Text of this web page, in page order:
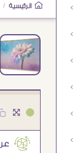
الرئيسية /